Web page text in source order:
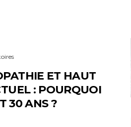
ET HAUT
: POURQUOI
30 ANS ?